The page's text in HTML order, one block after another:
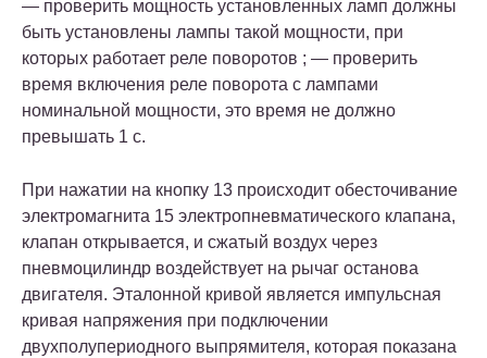
— проверить мощность установленных ламп должны
быть установлены лампы такой мощности, при
которых работает реле поворотов ; — проверить
время включения реле поворота с лампами
номинальной мощности, это время не должно
превышать 1 с.
При нажатии на кнопку 13 происходит обесточивание
электромагнита 15 электропневматического клапана,
клапан открывается, и сжатый воздух через
пневмоцилиндр воздействует на рычаг останова
двигателя. Эталонной кривой является импульсная
кривая напряжения при подключении
двухполупериодного выпрямителя, которая показана